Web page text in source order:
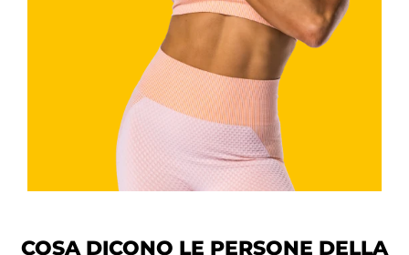
COSA DICONO LE PERSONE DELLA